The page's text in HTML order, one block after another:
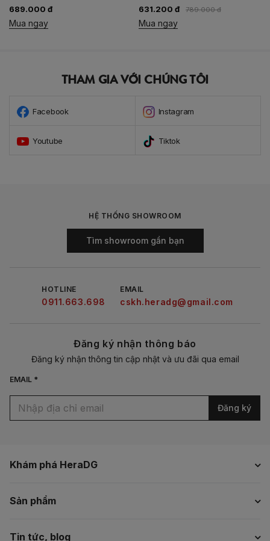
689.000 đ
Mua ngay
631.200 đ 789.000 đ
Mua ngay
THAM GIA VỚI CHÚNG TÔI
Facebook Instagram
Youtube Tiktok
Khám phá HeraDG
Sản phẩm
Tin tức, blog
HỆ THỐNG SHOWROOM
Tìm showroom gần bạn
HOTLINE
0911.663.698
EMAIL
cskh.heradg@gmail.com
Đăng ký nhận thông báo
Đăng ký nhận thông tin cập nhật và ưu đãi qua email
EMAIL *
Đăng ký